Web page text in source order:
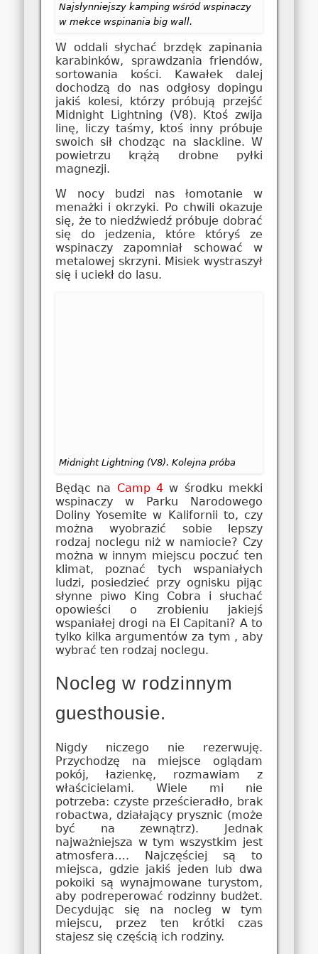
Najsłynniejszy kamping wśród wspinaczy
w mekce wspinania big wall.
W oddali słychać brzdęk zapinania
karabinków, sprawdzania friendów,
sortowania kości. Kawałek dalej
dochodzą do nas odgłosy dopingu
jakiś kolesi, którzy próbują przejść
Midnight Lightning (V8). Ktoś zwija
linę, liczy taśmy, ktoś inny próbuje
swoich sił chodząc na slackline. W
powietrzu krążą drobne pyłki
magnezji.
W nocy budzi nas łomotanie w
menażki i okrzyki. Po chwili okazuje
się, że to niedźwiedź próbuje dobrać
się do jedzenia, które któryś ze
wspinaczy zapomniał schować w
metalowej skrzyni. Misiek wystraszył
się i uciekł do lasu.
Midnight Lightning (V8). Kolejna próba
Będąc na Camp 4 w środku mekki
wspinaczy w Parku Narodowego
Doliny Yosemite w Kalifornii to, czy
można wyobrazić sobie lepszy
rodzaj noclegu niż w namiocie? Czy
można w innym miejscu poczuć ten
klimat, poznać tych wspaniałych
ludzi, posiedzieć przy ognisku pijąc
słynne piwo King Cobra i słuchać
opowieści o zrobieniu jakiejś
wspaniałej drogi na El Capitani? A to
tylko kilka argumentów za tym , aby
wybrać ten rodzaj noclegu.
Nocleg w rodzinnym
guesthousie.
Nigdy niczego nie rezerwuję.
Przychodzę na miejsce oglądam
pokój, łazienkę, rozmawiam z
właścicielami. Wiele mi nie
potrzeba: czyste prześcieradło, brak
robactwa, działający prysznic (może
być na zewnątrz). Jednak
najważniejsza w tym wszystkim jest
atmosfera…. Najczęściej są to
miejsca, gdzie jakiś jeden lub dwa
pokoiki są wynajmowane turystom,
aby podreperować rodzinny budżet.
Decydując się na nocleg w tym
miejscu, przez ten krótki czas
stajesz się częścią ich rodziny.